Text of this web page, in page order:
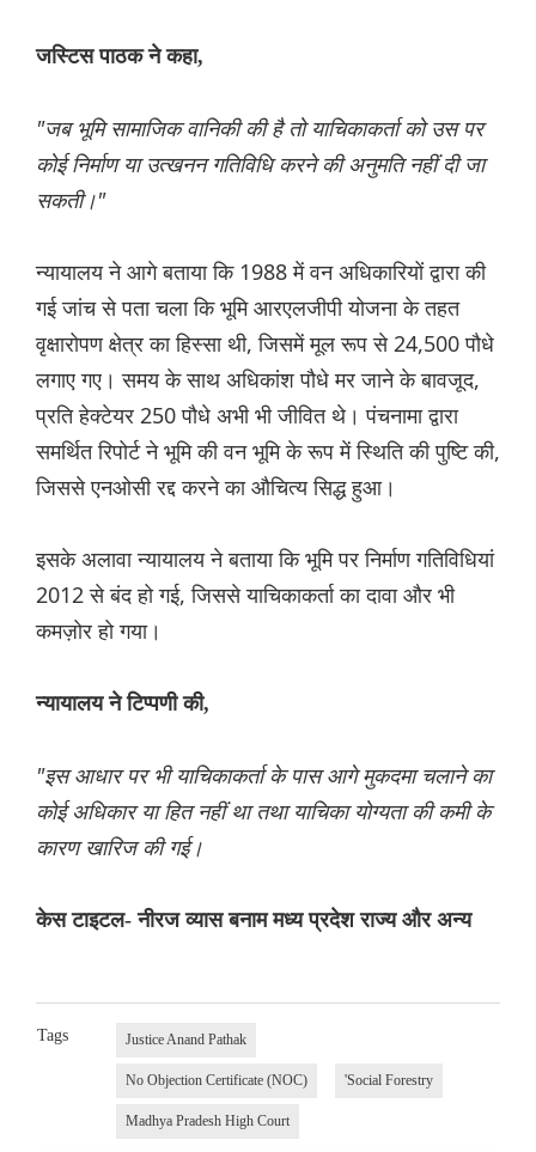
जस्टिस पाठक ने कहा,
"जब भूमि सामाजिक वानिकी की है तो याचिकाकर्ता को उस पर
कोई निर्माण या उत्खनन गतिविधि करने की अनुमति नहीं दी जा
सकती।"
न्यायालय ने आगे बताया कि 1988 में वन अधिकारियों द्वारा की
गई जांच से पता चला कि भूमि आरएलजीपी योजना के तहत
वृक्षारोपण क्षेत्र का हिस्सा थी, जिसमें मूल रूप से 24,500 पौधे
लगाए गए। समय के साथ अधिकांश पौधे मर जाने के बावजूद,
प्रति हेक्टेयर 250 पौधे अभी भी जीवित थे। पंचनामा द्वारा
समर्थित रिपोर्ट ने भूमि की वन भूमि के रूप में स्थिति की पुष्टि की,
जिससे एनओसी रद्द करने का औचित्य सिद्ध हुआ।
इसके अलावा न्यायालय ने बताया कि भूमि पर निर्माण गतिविधियां
2012 से बंद हो गई, जिससे याचिकाकर्ता का दावा और भी
कमज़ोर हो गया।
न्यायालय ने टिप्पणी की,
"इस आधार पर भी याचिकाकर्ता के पास आगे मुकदमा चलाने का
कोई अधिकार या हित नहीं था तथा याचिका योग्यता की कमी के
कारण खारिज की गई।
केस टाइटल- नीरज व्यास बनाम मध्य प्रदेश राज्य और अन्य
Tags Justice Anand Pathak
No Objection Certificate (NOC) 'Social Forestry
Madhya Pradesh High Court